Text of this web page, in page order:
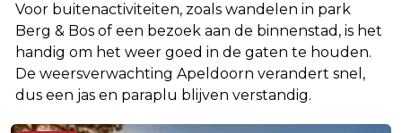
Voor buitenactiviteiten, zoals wandelen in park
Berg & Bos of een bezoek aan de binnenstad, is het
handig om het weer goed in de gaten te houden.
De weersverwachting Apeldoorn verandert snel,
dus een jas en paraplu blijven verstandig.